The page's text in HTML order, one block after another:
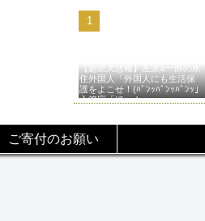
【超絶大悲報】左派&一部の永
住外国人「外国人にも生活保
護をよこせ！(ﾊﾞﾝｯﾊﾞﾝｯﾊﾞﾝｯ」
入管庁「ほーん…」→
ご寄付のお願い